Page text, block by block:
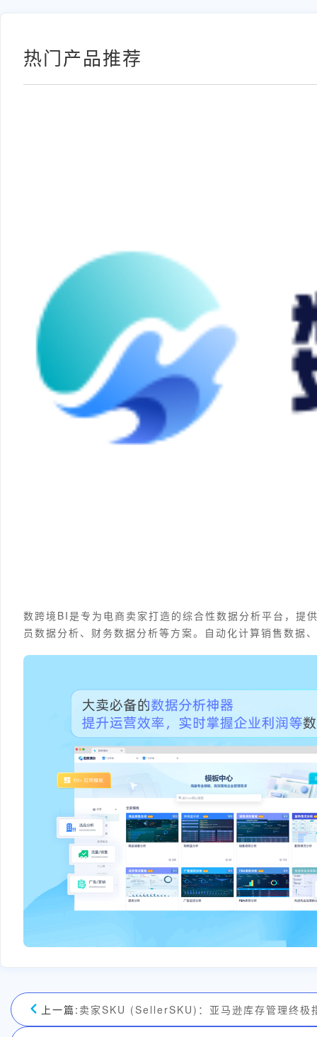
热门产品推荐
数跨境BI是专为电商卖家打造的综合性数据分析平台，提
员数据分析、财务数据分析等方案。自动化计算销售数据
上一篇: 卖家SKU (SellerSKU)：亚马逊库存管理终极